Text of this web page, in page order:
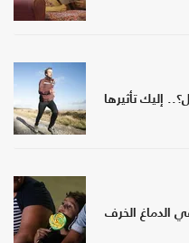
إليك تأثيرها
الدماغ الخرف